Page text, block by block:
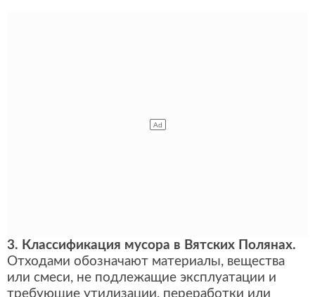
3. Классификация мусора в Вятских Полянах.
Отходами обозначают материалы, вещества
или смеси, не подлежащие эксплуатации и
требующие утилизации, переработки или